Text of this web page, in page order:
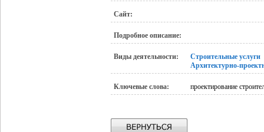
Сайт:
Подробное описание:
Виды деятельности:
Строительные услуги
Архитектурно-
Ключевые слова: проектирование